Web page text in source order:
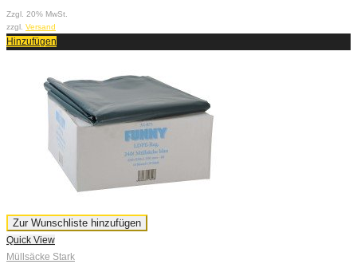
Zzgl. 20% MwSt.
zzgl. Versand
Hinzufügen
Zur Wunschliste hinzufügen
Quick View
Müllsäcke Stark